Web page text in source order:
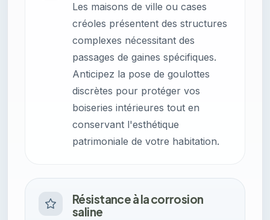
Les maisons de ville ou cases
créoles présentent des structures
complexes nécessitant des
passages de gaines spécifiques.
Anticipez la pose de goulottes
discrètes pour protéger vos
boiseries intérieures tout en
conservant l'esthétique
patrimoniale de votre habitation.
Résistance à la corrosion
saline